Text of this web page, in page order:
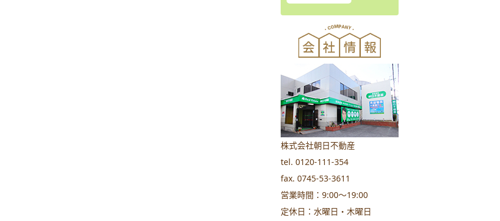
株式会社朝日不動産
tel. 0120-111-354
fax. 0745-53-3611
営業時間：9:00～19:00
定休日：水曜日・木曜日